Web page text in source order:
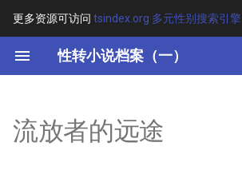
更多资源可访问 tsindex.org 多元性别搜索引擎
性转小说档案（一）
键
开
其他信息 [Processed Page
流放者的远途